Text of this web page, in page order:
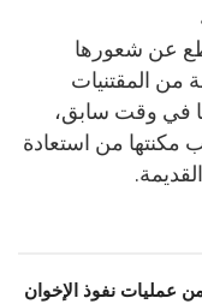
عن شعورها
من المقتنيات
في وقت سابق،
مكنتها من استعادة
عمليات نفوذ الإخوان